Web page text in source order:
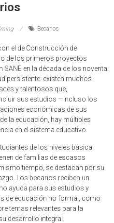
Becarios
el de Construcción de
de los primeros proyectos
en la década de los noventa.
persistente: existen muchos
y talentosos que,
sus estudios —incluso los
económicas de sus
la educación, hay múltiples
en el sistema educativo.
de los niveles básica
de familias de escasos
tiempo, se destacan por su
Los becarios reciben un
ayuda para sus estudios y
de educación no formal, como
temas relevantes para la
desarrollo integral.